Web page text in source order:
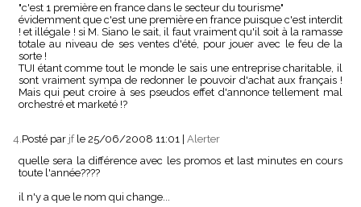
"c'est 1 première en france dans le secteur du tourisme"
évidemment que c'est une première en france puisque c'est interdit
! et illégale ! si M. Siano le sait, il faut vraiment qu'il soit à la ramasse
totale au niveau de ses ventes d'été, pour jouer avec le feu de la
sorte !
TUI étant comme tout le monde le sais une entreprise charitable, il
sont vraiment sympa de redonner le pouvoir d'achat aux français !
Mais qui peut croire à ses pseudos effet d'annonce tellement mal
orchestré et marketé !?
4.Posté par jf le 25/06/2008 11:01 Alerter
quelle sera la différence avec les promos et last minutes en cours
toute l'année????
il n'y a que le nom qui change...